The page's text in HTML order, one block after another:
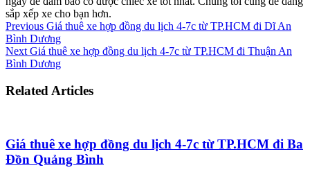
sắp xếp xe cho bạn hơn.
Previous Giá thuê xe hợp đồng du lịch 4-7c từ TP.HCM đi Dĩ An
Bình Dương
Next Giá thuê xe hợp đồng du lịch 4-7c từ TP.HCM đi Thuận An
Bình Dương
Related Articles
Giá thuê xe hợp đồng du lịch 4-7c từ TP.HCM đi Ba
Đồn Quảng Bình